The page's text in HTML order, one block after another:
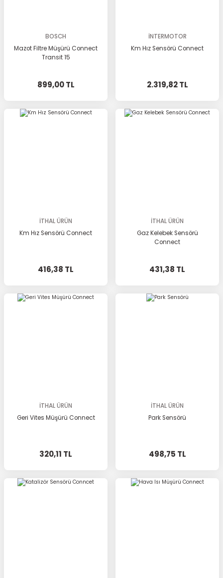
BOSCH
Mazot Filtre Müşürü Connect
Transit 15
899,00 TL
İNTERMOTOR
Km Hız Sensörü Connect
2.319,82 TL
İTHAL ÜRÜN
Km Hız Sensörü Connect
416,38 TL
İTHAL ÜRÜN
Gaz Kelebek Sensörü
Connect
431,38 TL
İTHAL ÜRÜN
Geri Vites Müşürü Connect
320,11 TL
İTHAL ÜRÜN
Park Sensörü
498,75 TL